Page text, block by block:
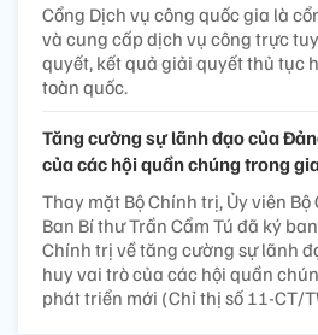
Cổng Dịch vụ công quốc gia là
và cung cấp dịch vụ công trực
quyết, kết quả giải quyết thủ tục
toàn quốc.
Tăng cường sự lãnh đạo của
của các hội quần chúng trong
Thay mặt Bộ Chính trị, Ủy viên
Ban Bí thư Trần Cẩm Tú đã ký
Chính trị về tăng cường sự lãnh
huy vai trò của các hội quần
phát triển mới (Chỉ thị số 11-CT/